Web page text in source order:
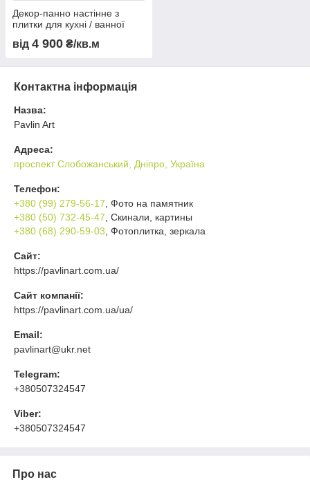
Декор-панно настінне з
плитки для кухні / ванної
від 4 900 ₴/кв.м
Контактна інформація
Назва:
Pavlin Art
Адреса:
проспект Слобожанський, Дніпро, Україна
Телефон:
+380 (99) 279-56-17 , Фото на памятник
+380 (50) 732-45-47 , Скинали, картины
+380 (68) 290-59-03 , Фотоплитка, зеркала
Сайт:
https://pavlinart.com.ua/
Сайт компанії:
https://pavlinart.com.ua/ua/
Email:
pavlinart@ukr.net
Telegram:
+380507324547
Viber:
+380507324547
Про нас